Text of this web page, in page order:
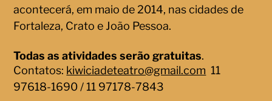
acontecerá, em maio de 2014, nas cidades de
Fortaleza, Crato e João Pessoa.
Todas as atividades serão gratuitas.
Contatos: kiwiciadeteatro@gmail.com 11
97618-1690 / 11 97178-7843